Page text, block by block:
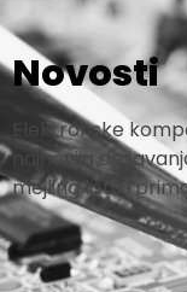
Novosti
Elektronske
najnovija
mejling listu i